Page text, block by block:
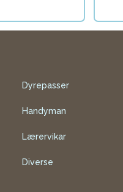
Dyrepasser
Handyman
Lærervikar
Diverse